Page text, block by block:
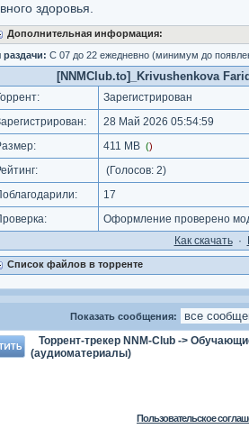
здоровья.
Дополнительная информация:
С 07 до 22 ежедневно (минимум до
[NNMClub.to]_Krivushenkova
Зарегистрирован
28 Май 2026 05:54:59
411 MB ()
(Голосов: 2)
17
Оформление проверено
Как cкачать·
Список файлов в торренте
Показать сообщения:
Торрент-трекер NNM-Club ->
(аудиоматериалы)
Пользовательское